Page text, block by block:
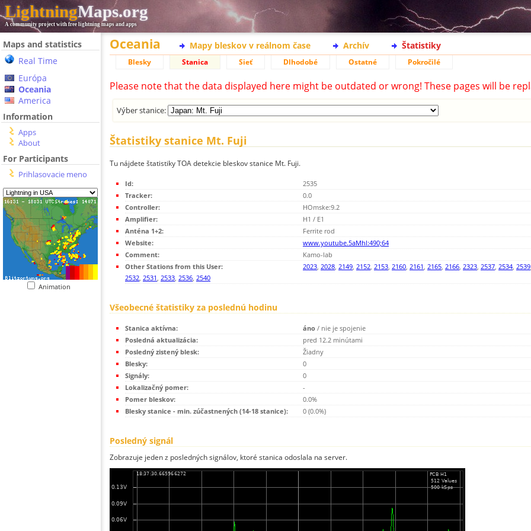
LightningMaps.org
A community project with free lightning maps and apps
Maps and statistics
Real Time
Európa
Oceania
America
Information
Apps
About
For Participants
Prihlasovacie meno
Animation
Oceania Mapy bleskov v reálnom čase Archív Štatistiky
Blesky Stanica Sieť Dlhodobé Ostatné Pokročilé
Please note that the data displayed here might be outdated or wrong! These pages will be
Výber stanice:
Štatistiky stanice Mt. Fuji
Tu nájdete štatistiky TOA detekcie bleskov stanice Mt. Fuji.
Id:
2535
Tracker:
0.0
Controller:
HOmske:9.2
Amplifier:
H1 / E1
Anténa 1+2:
Ferrite rod
Website:
www.youtube.5aMhl:490;64
Comment:
Kamo-lab
Other Stations from this User:
2023, 2028, 2149, 2152, 2153, 2160, 2161, 2165, 2166, 2323, 2537, 2534, 2539
2532, 2531, 2533, 2536, 2540
Všeobecné štatistiky za poslednú hodinu
Stanica aktívna: áno / nie je spojenie
Posledná aktualizácia:
pred 12.2 minútami
Posledný zistený blesk:
Žiadny
Blesky:
0
Signály:
0
Lokalizačný pomer:
-
Pomer bleskov:
0.0%
Blesky stanice - min. zúčastnených (14-18 stanice):
0 (0.0%)
Posledný signál
Zobrazuje jeden z posledných signálov, ktoré stanica odoslala na server.